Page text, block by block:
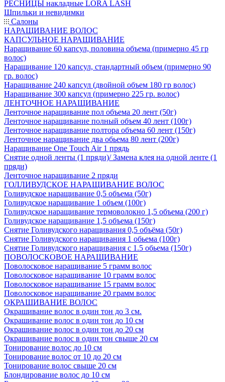
РЕСНИЦЫ накладные LORA LASH
Шпильки и невидимки
Салоны
НАРАЩИВАНИЕ ВОЛОС
КАПСУЛЬНОЕ НАРАЩИВАНИЕ
Наращивание 60 капсул, половина объема (примерно 45 гр
волос)
Наращивание 120 капсул, стандартный объем (примерно 90
гр. волос)
Наращивание 240 капсул (двойной объем 180 гр волос)
Наращивание 300 капсул (примерно 225 гр. волос)
ЛЕНТОЧНОЕ НАРАЩИВАНИЕ
Ленточное наращивание пол объема 20 лент (50г)
Ленточное наращивание полный объем 40 лент (100г)
Ленточное наращивание полтора объема 60 лент (150г)
Ленточное наращивание два обьема 80 лент (200г)
Наращивание One Touch Air 1 прядь
Снятие одной ленты (1 пряди)/ Замена клея на одной ленте (1
пряди)
Ленточное наращивание 2 пряди
ГОЛЛИВУДСКОЕ НАРАЩИВАНИЕ ВОЛОС
Голивудское наращивание 0,5 объема (50г)
Голивудское наращивание 1 объем (100г)
Голивудское наращивание термоволокно 1,5 объема (200 г)
Голивудское наращивание 1,5 объема (150г)
Снятие Голивудского наращивания 0,5 объёма (50г)
Снятие Голивудского наращивания 1 обьема (100г)
Снятие Голивудского наращивания с 1.5 обьема (150г)
ПОВОЛОСКОВОЕ НАРАЩИВАНИЕ
Поволосковое наращивание 5 грамм волос
Поволосковое наращивание 10 грамм волос
Поволосковое наращивание 15 грамм волос
Поволосковое наращивание 20 грамм волос
ОКРАШИВАНИЕ ВОЛОС
Окрашивание волос в один тон до 3 см.
Окрашивание волос в один тон до 10 см
Окрашивание волос в один тон до 20 см
Окрашивание волос в один тон свыше 20 см
Тонирование волос до 10 см
Тонирование волос от 10 до 20 см
Тонирование волос свыше 20 см
Блондирование волос до 10 см